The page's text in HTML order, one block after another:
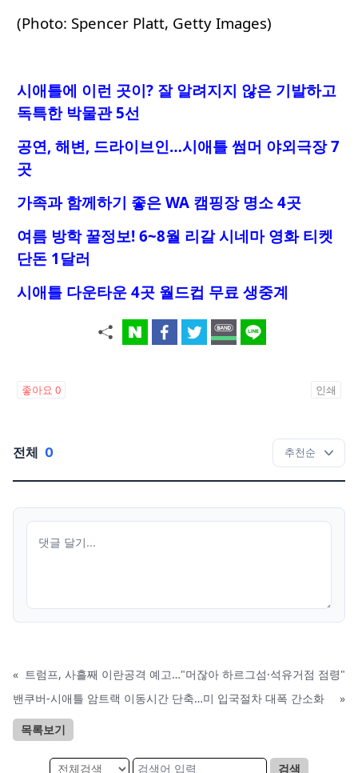
(Photo: Spencer Platt, Getty Images)
시애틀에 이런 곳이? 잘 알려지지 않은 기발하고
독특한 박물관 5선
공연, 해변, 드라이브인…시애틀 썸머 야외극장 7
곳
가족과 함께하기 좋은 WA 캠핑장 명소 4곳
여름 방학 꿀정보! 6~8월 리갈 시네마 영화 티켓
단돈 1달러
시애틀 다운타운 4곳 월드컵 무료 생중계
좋아요 0 인쇄
전체 0
« 트럼프, 사흘째 이란공격 예고…"머잖아 하르그섬·석유거점 점령"
밴쿠버-시애틀 암트랙 이동시간 단축…미 입국절차 대폭 간소화
»
목록보기
검색